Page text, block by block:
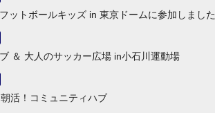
ットボールキッズ in 東京ドームに参加しました
＆ 大人のサッカー広場 in小石川運動場
活！コミュニティハブ